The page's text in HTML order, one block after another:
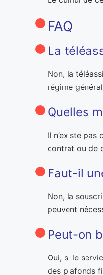
FAQ
La
Non, la
régime
Quelles
Il n’existe
contrat ou de
Faut-il
Non, la
peuvent
Peut-on
Oui, si le
des plafonds